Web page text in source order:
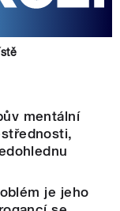
mentální
je jeho